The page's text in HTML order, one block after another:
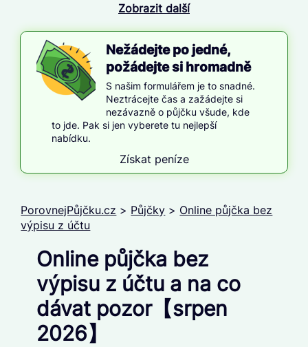
Zobrazit další
Nežádejte po jedné,
požádejte si hromadně
S našim formulářem je to snadné.
Neztrácejte čas a zažádejte si
nezávazně o půjčku všude, kde
to jde. Pak si jen vyberete tu nejlepší
nabídku.
Získat peníze
PorovnejPůjčku.cz > Půjčky > Online půjčka bez
výpisu z účtu
Online půjčka bez
výpisu z účtu a na co
dávat pozor【srpen
2026】